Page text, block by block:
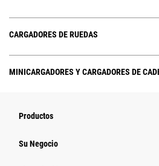
CARGADORES DE RUEDAS
MINICARGADORES Y CARGADORES DE
Productos
Su Negocio